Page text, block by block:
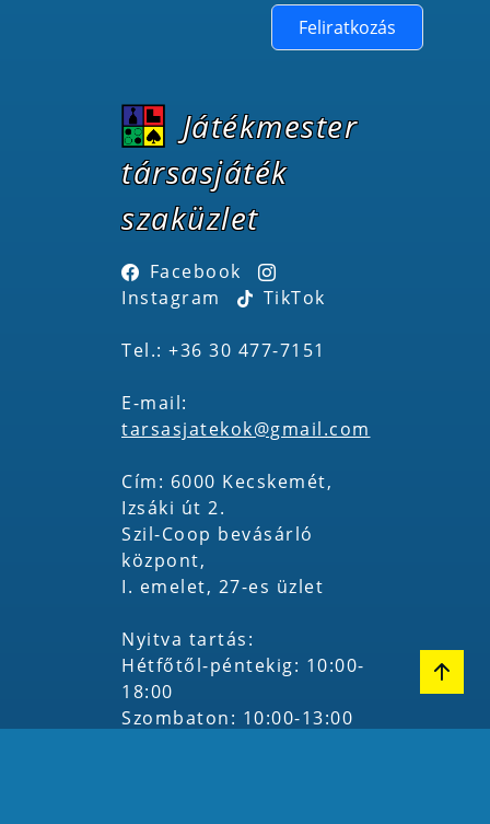
Feliratkozás
Játékmester
társasjáték
szaküzlet
Facebook
Instagram
TikTok
Tel.: +36 30 477-7151
E-mail:
tarsasjatekok@gmail.com
Cím: 6000 Kecskemét,
Izsáki út 2.
Szil-Coop bevásárló
központ,
I. emelet, 27-es üzlet
Nyitva tartás:
Hétfőtől-péntekig: 10:00-
18:00
Szombaton: 10:00-13:00